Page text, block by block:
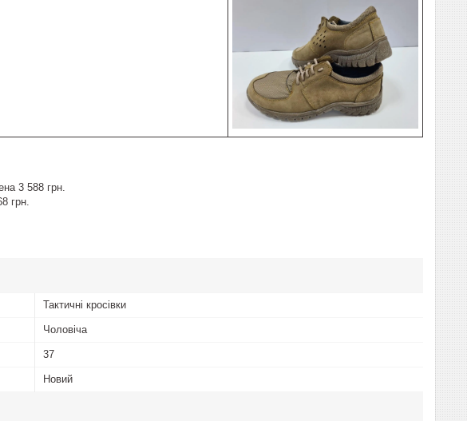
3 588 грн.
грн.
Тактичні кросівки
Чоловіча
37
Новий